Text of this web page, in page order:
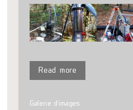
Read more
Galerie d'images